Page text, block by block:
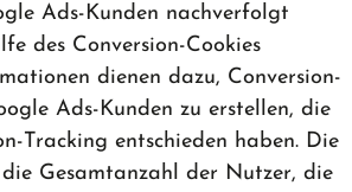
Ads-Kunden nachverfolgt
des Conversion-Cookies
dienen dazu, Conversion-
Ads-Kunden zu erstellen, die
Tracking entschieden haben. Die
Gesamtanzahl der Nutzer, die